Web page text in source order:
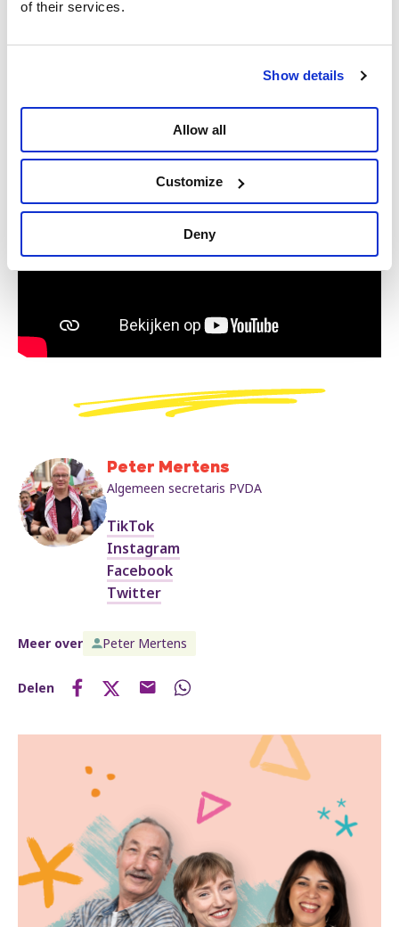
of their services.
Show details
Allow all
Customize
Deny
redenen achter de genocide in
Palestina? Bekijk de video van
Peter Mertens
Algemeen secretaris PVDA
TikTok
Instagram
Facebook
Twitter
Meer over Peter Mertens
Delen